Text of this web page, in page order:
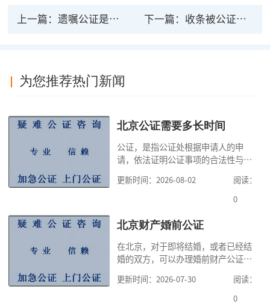
上一篇：遗嘱公证是最有法律效力吗？需要什么条件？ 下一篇： 收条被公证有法律效力吗？收条应该怎么写？
为您推荐热门新闻
北京公证需要多长时间
公证，是指公证处根据申请人的申
请，依法证明公证事项的合法性与真
高公证事项的效力，固定证据，但是
很多人不知道在北京办理公证需要多
家，办理公证的时候除了需要按照公
道北京公证需要什么材料,北京公证需
要多少钱？北京公
更新时间：2026-08-02
阅读：
0
北京财产婚前公证
在北京，对于即将结婚，或者已经结
婚的双方，可以办理婚前财产公证，
式，可以避免个人财产引发的纠纷，
但是，在北京办理婚前财产公证，除
更新时间：2026-07-30
阅读：
0